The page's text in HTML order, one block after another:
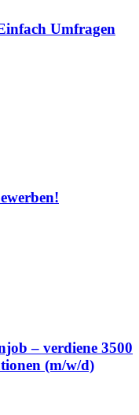
Umfragen
– verdiene 3500
(m/w/d)